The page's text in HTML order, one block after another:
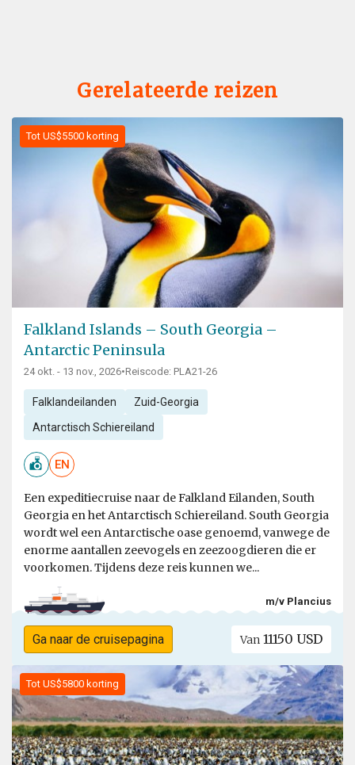
Gerelateerde reizen
Tot US$5500 korting
Falkland Islands – South Georgia –
Antarctic Peninsula
24 okt. - 13 nov., 2026•Reiscode: PLA21-26
Falklandeilanden Zuid-Georgia
Antarctisch Schiereiland
EN
Een expeditiecruise naar de Falkland Eilanden, South
Georgia en het Antarctisch Schiereiland. South Georgia
wordt wel een Antarctische oase genoemd, vanwege de
enorme aantallen zeevogels en zeezoogdieren die er
voorkomen. Tijdens deze reis kunnen we...
m/v Plancius
Ga naar de cruisepagina Van 11150 USD
Tot US$5800 korting